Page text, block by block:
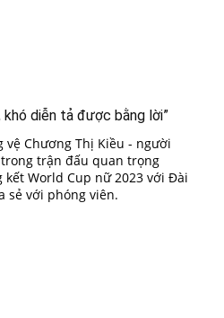
khó diễn tả được bằng lời”
Chương Thị Kiều - người
trận đấu quan trọng
World Cup nữ 2023 với Đài
sẻ với phóng viên.